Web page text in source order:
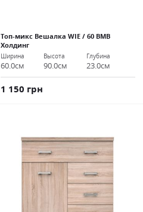
Топ-микс Вешалка WIE / 60 ВМВ
Холдинг
Ширина
60.0см
Высота
90.0см
Глубина
23.0см
1 150 грн